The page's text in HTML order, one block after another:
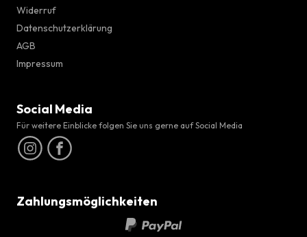
Widerruf
Datenschutzerklärung
AGB
Impressum
Social Media
Für weitere Einblicke folgen Sie uns gerne auf Social Media
Zahlungsmöglichkeiten